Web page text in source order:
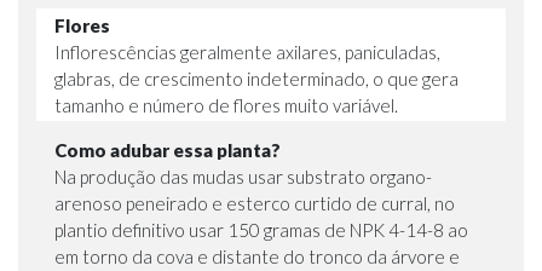
Flores
Inflorescências geralmente axilares, paniculadas,
glabras, de crescimento indeterminado, o que gera
tamanho e número de flores muito variável.
Como adubar essa planta?
Na produção das mudas usar substrato organo-
arenoso peneirado e esterco curtido de curral, no
plantio definitivo usar 150 gramas de NPK 4-14-8 ao
em torno da cova e distante do tronco da árvore e